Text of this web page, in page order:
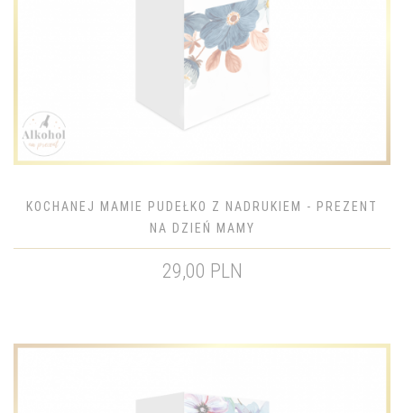
KOCHANEJ MAMIE PUDEŁKO Z NADRUKIEM - PREZENT
NA DZIEŃ MAMY
29,00 PLN